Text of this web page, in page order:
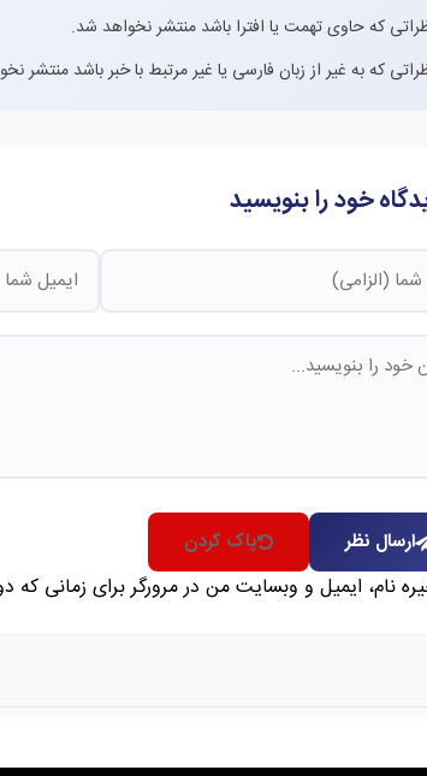
که حاوی تهمت یا افترا باشد منتشر نخواهد شد.
که به غیر از زبان فارسی یا غیر مرتبط با خبر باشد منتشر
خود را بنویسید
ارسال نظر پاک کردن
نام، ایمیل و وبسایت من در مرورگر برای زمانی که